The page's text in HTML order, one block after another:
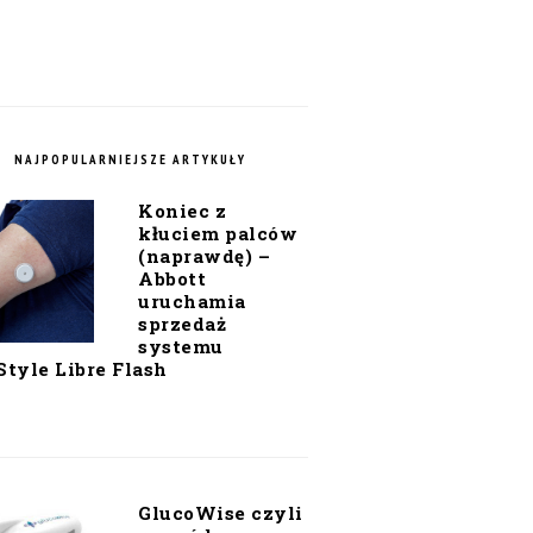
NAJPOPULARNIEJSZE ARTYKUŁY
Koniec z
kłuciem palców
(naprawdę) –
Abbott
uruchamia
sprzedaż
systemu
Libre Flash
GlucoWise czyli